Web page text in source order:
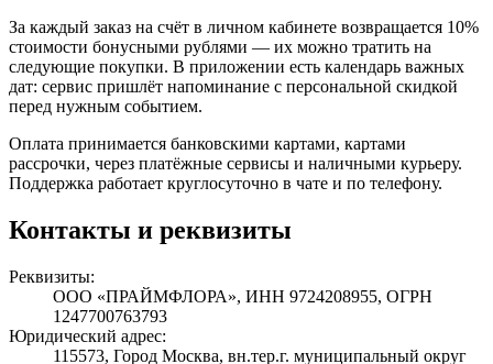
За каждый заказ на счёт в личном кабинете возвращается 10%
стоимости бонусными рублями — их можно тратить на
следующие покупки. В приложении есть календарь важных
дат: сервис пришлёт напоминание с персональной скидкой
перед нужным событием.
Оплата принимается банковскими картами, картами
рассрочки, через платёжные сервисы и наличными курьеру.
Поддержка работает круглосуточно в чате и по телефону.
Контакты и реквизиты
Реквизиты:
ООО «ПРАЙМФЛОРА», ИНН 9724208955, ОГРН
1247700763793
Юридический адрес:
115573, Город Москва, вн.тер.г. муниципальный округ